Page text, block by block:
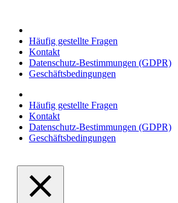
Häufig gestellte Fragen
Kontakt
Datenschutz-Bestimmungen (GDPR)
Geschäftsbedingungen
Häufig gestellte Fragen
Kontakt
Datenschutz-Bestimmungen (GDPR)
Geschäftsbedingungen